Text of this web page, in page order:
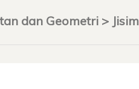
dan Geometri > Jisim